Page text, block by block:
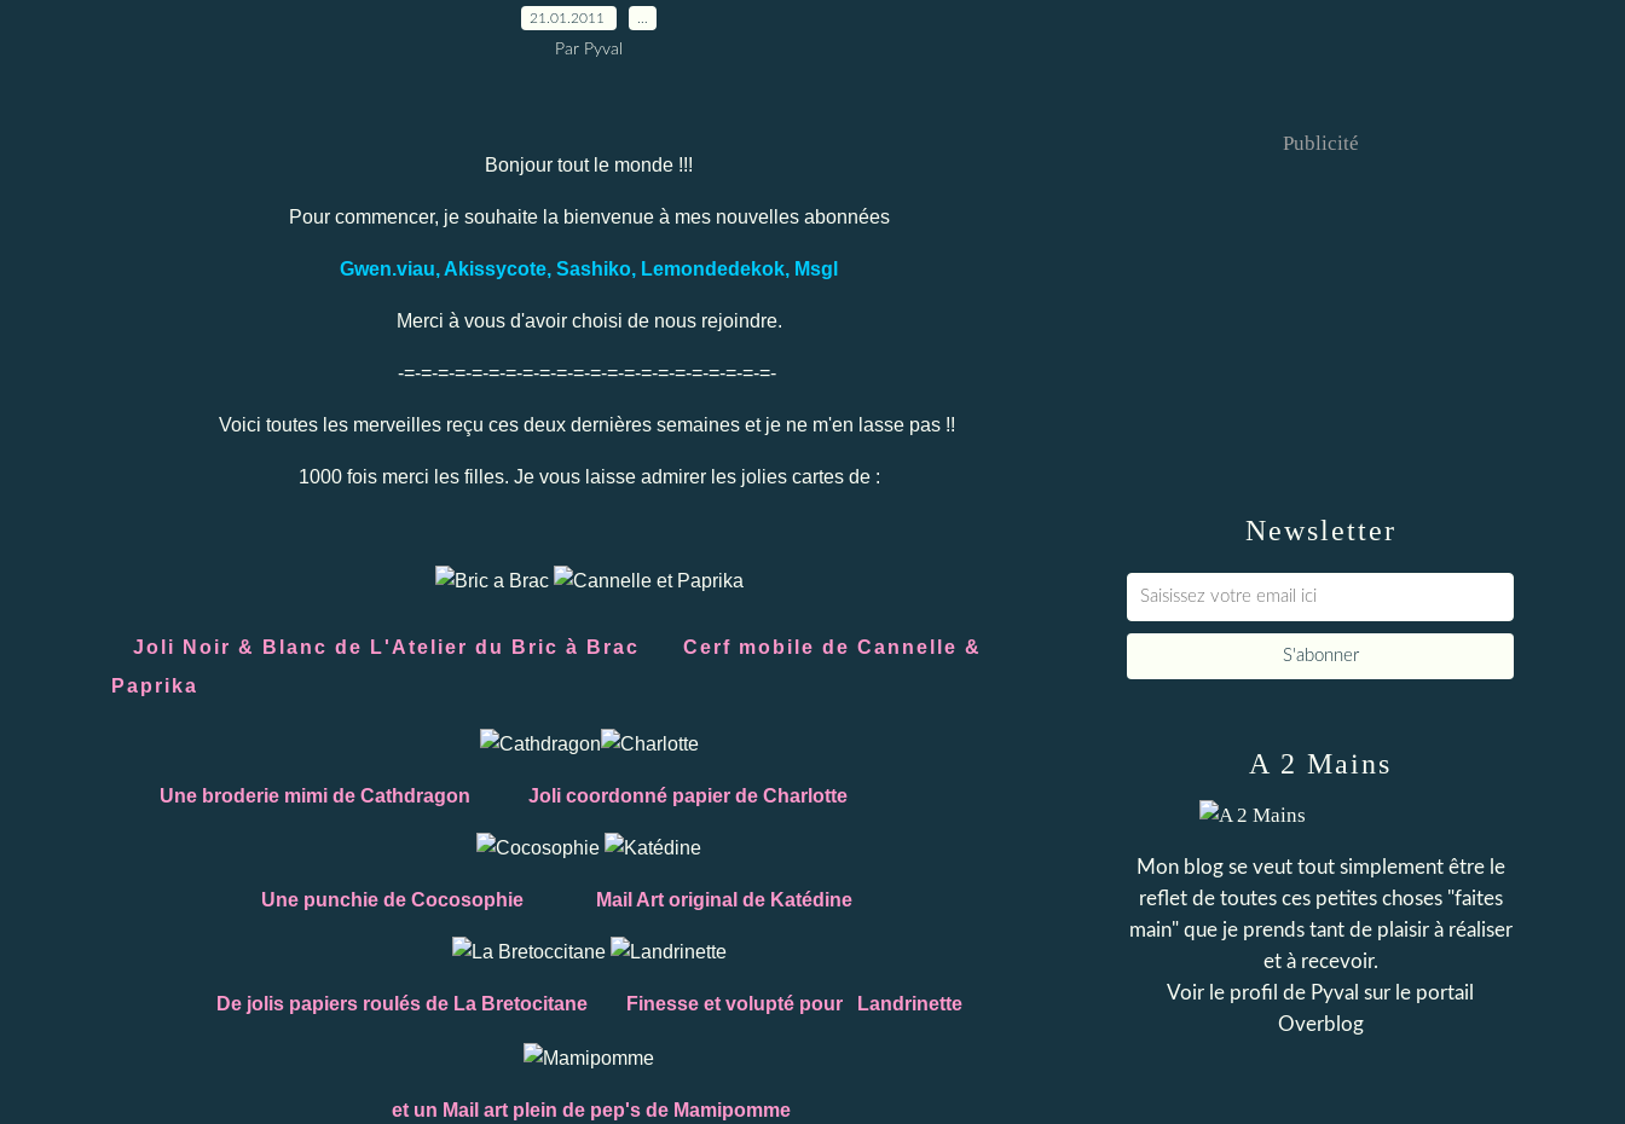
21.01.2011
Par Pyval
Bonjour tout le monde !!!
Pour commencer, je souhaite la bienvenue à mes nouvelles abonnées
Gwen.viau, Akissycote, Sashiko, Lemondedekok, Msgl
Merci à vous d'avoir choisi de nous rejoindre.
-=-=-=-=-=-=-=-=-=-=-=-=-=-=-=-=-=-=-=-=-=-=-
Voici toutes les merveilles reçu ces deux dernières semaines et je ne m'en lasse pas !!
1000 fois merci les filles. Je vous laisse admirer les jolies cartes de :
Joli Noir & Blanc de
L'Atelier du Bric à Brac Cerf mobile de Cannelle &
Paprika
Une broderie mimi de Cathdragon Joli coordonné papier de Charlotte
Une punchie de Cocosophie Mail Art original de Katédine
De jolis papiers roulés de La Bretocitane Finesse et volupté pour Landrinette
et un Mail art plein de pep's de Mamipomme
Newsletter
Publicité
A 2 Mains
Mon blog se veut tout simplement être le
reflet de toutes ces petites choses "faites
main" que je prends tant de plaisir à réaliser
et à recevoir.
Voir le profil de Pyval sur le portail
Overblog